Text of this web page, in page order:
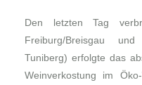
Den letzten Tag
Freiburg/Breisgau
Tuniberg) erfolgte das
Weinverkostung im